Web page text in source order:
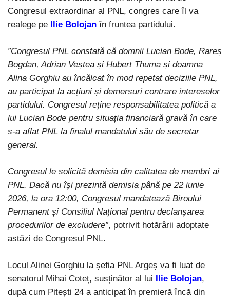
Congresul extraordinar al PNL, congres care îl va
realege pe
Ilie Bolojan în fruntea partidului.
”Congresul PNL constată că domnii Lucian Bode, Rareș
Bogdan, Adrian Veștea și Hubert Thuma și doamna
Alina Gorghiu au încălcat în mod repetat deciziile PNL,
au participat la acțiuni și demersuri contrare intereselor
partidului. Congresul reține responsabilitatea politică a
lui Lucian Bode pentru situația financiară gravă în care
s-a aflat PNL la finalul mandatului său de secretar
general.
Congresul le solicită demisia din calitatea de membri ai
PNL. Dacă nu își prezintă demisia până pe 22 iunie
2026, la ora 12:00, Congresul mandatează Biroului
Permanent și Consiliul Național pentru declanșarea
procedurilor de excludere”, potrivit hotărârii adoptate
astăzi de Congresul PNL.
Locul Alinei Gorghiu la șefia PNL Argeș va fi luat de
senatorul Mihai Coteț, susținător al lui
Ilie Bolojan,
după cum Pitești 24 a anticipat în premieră încă din